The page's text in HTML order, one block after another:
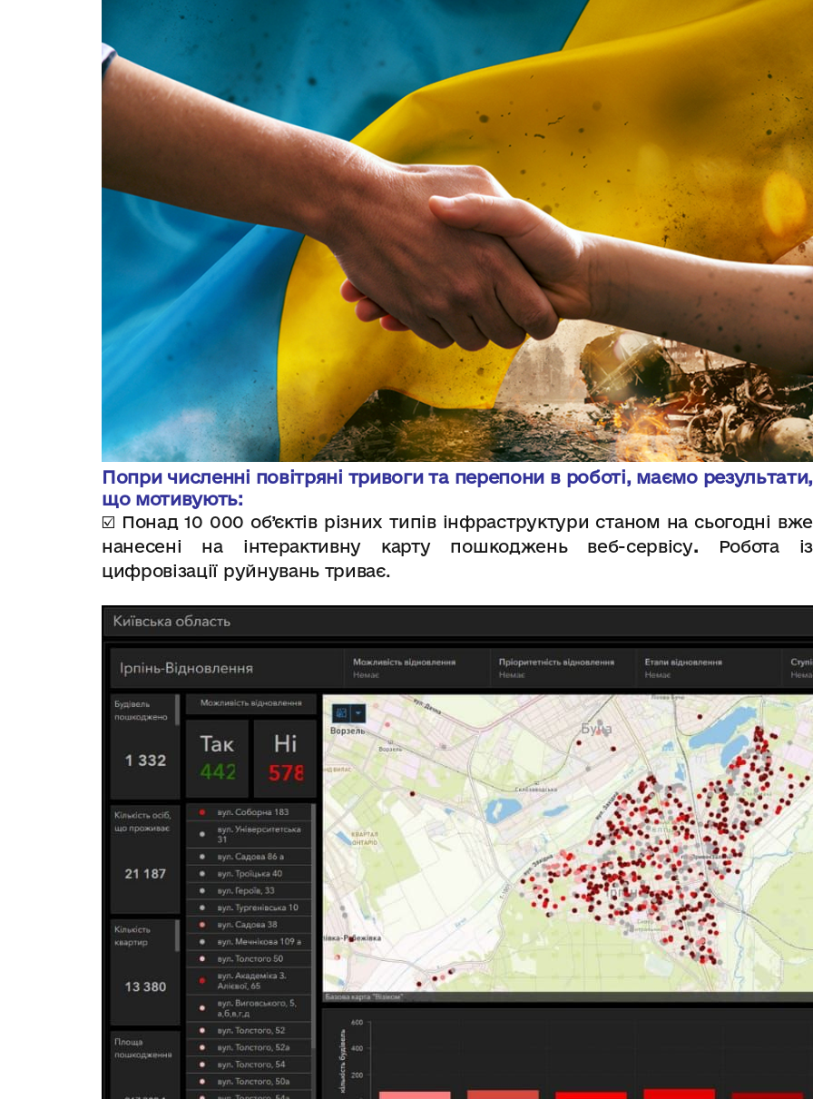
Попри численні повітряні тривоги та перепони в роботі, маємо результати,
що мотивують:
☑️ Понад 10 000 об’єктів різних типів інфраструктури станом на сьогодні вже
нанесені на інтерактивну карту пошкоджень веб-сервісу.
Робота із
цифровізації руйнувань триває.